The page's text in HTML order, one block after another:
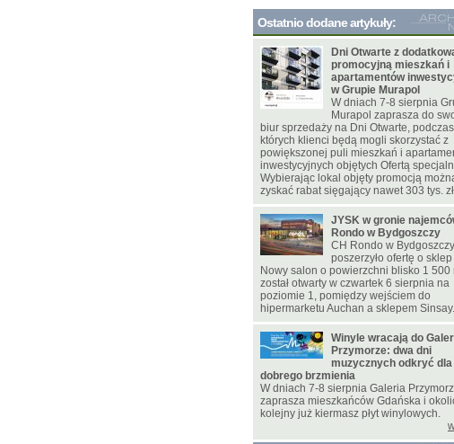
Ostatnio dodane artykuły:
Dni Otwarte z
promocyjną mieszkań i
apartamentów
w Grupie Murapol
W dniach 7-8 sierpnia
Murapol zaprasza do
biur sprzedaży na Dni Otwarte, podczas
których klienci będą mogli skorzystać z
powiększonej puli mieszkań i
inwestycyjnych objętych Ofertą
Wybierając lokal objęty promocją
zyskać rabat sięgający nawet 303 tys.
JYSK w gronie
Rondo w Bydgoszczy
CH Rondo w Bydgoszczy
poszerzyło ofertę o
Nowy salon o powierzchni blisko 1 500
został otwarty w czwartek 6 sierpnia na
poziomie 1, pomiędzy wejściem do
hipermarketu Auchan a sklepem Sinsay.
Winyle wracają do
Przymorze: dwa dni
muzycznych odkryć dla
dobrego brzmienia
W dniach 7-8 sierpnia Galeria
zaprasza mieszkańców Gdańska i
kolejny już kiermasz płyt winylowych.